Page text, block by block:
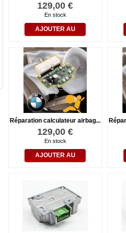
129,00 €
En stock
AJOUTER AU
Réparation calculateur airbag...
129,00 €
En stock
AJOUTER AU